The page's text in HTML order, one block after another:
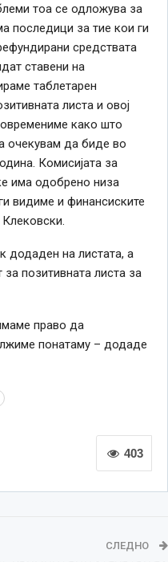
тоа се одложува за
последици за тие кои ги
средствата
ставени на
таблетарен
листа и овој
како што
очекувам да биде во
Комисијата за
има одобрено низа
видиме и финансиските
додаден на листата, а
позитивната листа за
право да
понатаму – додаде
403
СЛЕДНО